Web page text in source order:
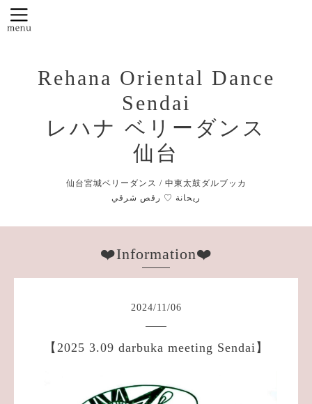
Rehana Oriental Dance
Sendai
レハナ ベリーダンス
仙台
仙台宮城ベリーダンス / 中東太鼓ダルブッカ
❤️Information❤️
2024/11 /06
【2025 3.09 darbuka meeting Sendai】